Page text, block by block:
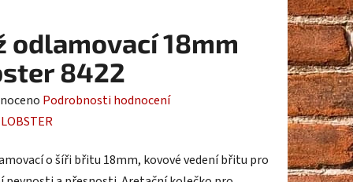
odlamovací 18mm
8422
Podrobnosti hodnocení
LOBSTER
o šíři břitu 18mm, kovové vedení břitu pro